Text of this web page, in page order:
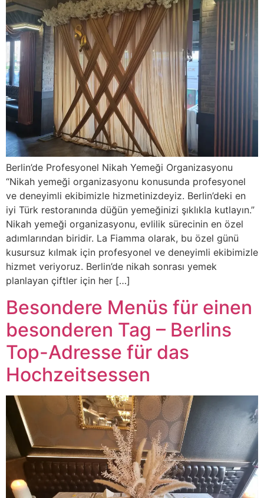
Berlin’de Profesyonel Nikah Yemeği Organizasyonu
“Nikah yemeği organizasyonu konusunda profesyonel
ve deneyimli ekibimizle hizmetinizdeyiz. Berlin’deki en
iyi Türk restoranında düğün yemeğinizi şıklıkla kutlayın.”
Nikah yemeği organizasyonu, evlilik sürecinin en özel
adımlarından biridir. La Fiamma olarak, bu özel günü
kusursuz kılmak için profesyonel ve deneyimli ekibimizle
hizmet veriyoruz. Berlin’de nikah sonrası yemek
planlayan çiftler için her […]
Besondere Menüs für einen
besonderen Tag – Berlins
Top-Adresse für das
Hochzeitsessen